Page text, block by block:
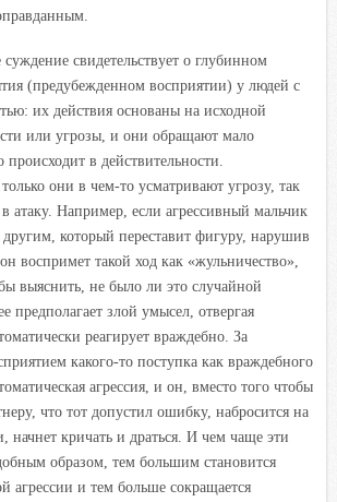
суждение свидетельствует о глубинном
(предубежденном восприятии) у людей с
их действия основаны на исходной
или угрозы, и они обращают мало
в действительности.
они в чем-то усматривают угрозу, так
атаку. Например, если агрессивный мальчик
который переставит фигуру, нарушив
воспримет такой ход как «жульничество»,
выяснить, не было ли это случайной
предполагает злой умысел, отвергая
реагирует враждебно. За
какого-то поступка как враждебного
агрессия, и он, вместо того чтобы
что тот допустил ошибку, набросится на
начнет кричать и драться. И чем чаще эти
образом, тем большим становится
агрессии и тем больше сокращается